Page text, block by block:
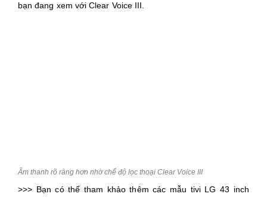
bạn đang xem với Clear Voice III.
Âm thanh rõ ràng hơn nhờ chế độ lọc thoại Clear Voice III
>>> Bạn có thể tham khảo thêm các mẫu tivi LG 43 inch